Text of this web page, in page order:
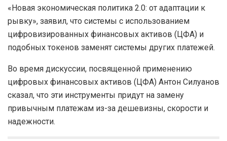
«Новая экономическая политика 2.0: от адаптации к
рывку», заявил, что системы с использованием
цифровизированных финансовых активов (ЦФА) и
подобных токенов заменят системы других платежей.
Во время дискуссии, посвященной применению
цифровых финансовых активов (ЦФА) Антон Силуанов
сказал, что эти инструменты придут на замену
привычным платежам из-за дешевизны, скорости и
надежности.